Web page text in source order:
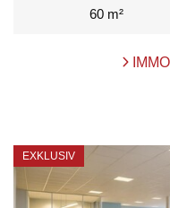
60 m²
EXKLUSIV